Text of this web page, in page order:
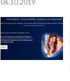
06.10.2019